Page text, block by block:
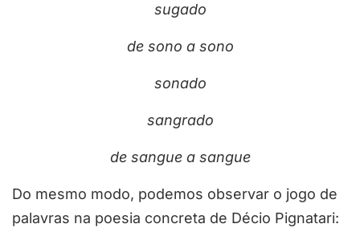
sugado
de sono a sono
sonado
sangrado
de sangue a sangue
Do mesmo modo, podemos observar o jogo de
palavras na poesia concreta de Décio Pignatari: